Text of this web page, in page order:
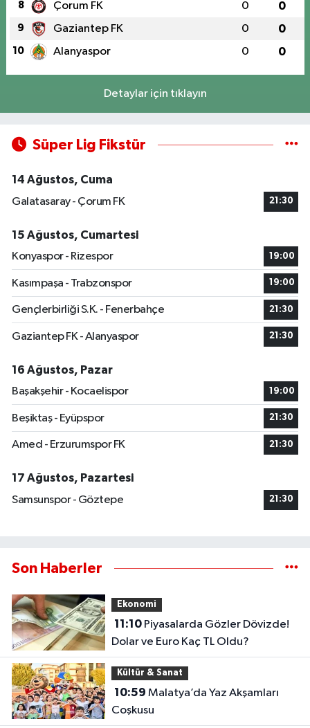
8 Çorum FK 0 0
9 Gaziantep FK 0 0
10 Alanyaspor 0 0
Detaylar için tıklayın
Süper Lig Fikstür
14 Ağustos, Cuma
Galatasaray - Çorum FK
21:30
15 Ağustos, Cumartesi
Konyaspor - Rizespor
19:00
Kasımpaşa - Trabzonspor 19:00
Gençlerbirliği S.K. - Fenerbahçe 21:30
Gaziantep FK - Alanyaspor 21:30
16 Ağustos, Pazar
Başakşehir - Kocaelispor
19:00
Beşiktaş - Eyüpspor 21:30
Amed - Erzurumspor FK 21:30
17 Ağustos, Pazartesi
Samsunspor - Göztepe
21:30
Son Haberler
Ekonomi
11:10Piyasalarda Gözler Dövizde!
Dolar ve Euro Kaç TL Oldu?
Kültür & Sanat
10:59
Coşkusu